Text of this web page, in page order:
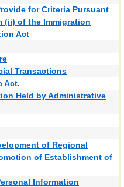
for Criteria Pursuant
(ii) of the Immigration
Act
Transactions
Act.
Held by Administrative
of Regional
of Establishment of
Information